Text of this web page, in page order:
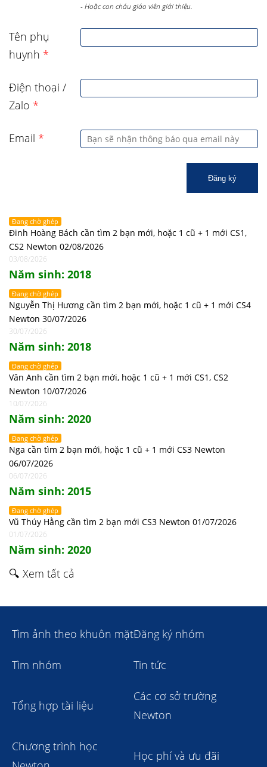
- Hoặc con cháu giáo viên giới thiệu.
Tên phụ
huynh *
Điện thoại /
Zalo *
Email *
Đăng ký
Đang chờ ghép
Đinh Hoàng Bách cần tìm 2 bạn mới, hoặc 1 cũ + 1 mới CS1,
CS2 Newton 02/08/2026
03/08/2026
Năm sinh: 2018
Đang chờ ghép
Nguyễn Thị Hương cần tìm 2 bạn mới, hoặc 1 cũ + 1 mới CS4
Newton 30/07/2026
30/07/2026
Năm sinh: 2018
Đang chờ ghép
Vân Anh cần tìm 2 bạn mới, hoặc 1 cũ + 1 mới CS1, CS2
Newton 10/07/2026
10/07/2026
Năm sinh: 2020
Đang chờ ghép
Nga cần tìm 2 bạn mới, hoặc 1 cũ + 1 mới CS3 Newton
06/07/2026
06/07/2026
Năm sinh: 2015
Đang chờ ghép
Vũ Thúy Hằng cần tìm 2 bạn mới CS3 Newton 01/07/2026
01/07/2026
Năm sinh: 2020
🔍 Xem tất cả
Tìm ảnh theo khuôn mặtĐăng ký nhóm
Tìm nhóm Tin tức
Tổng hợp tài liệu
Các cơ sở trường
Newton
Chương trình học
Học phí và ưu đãi